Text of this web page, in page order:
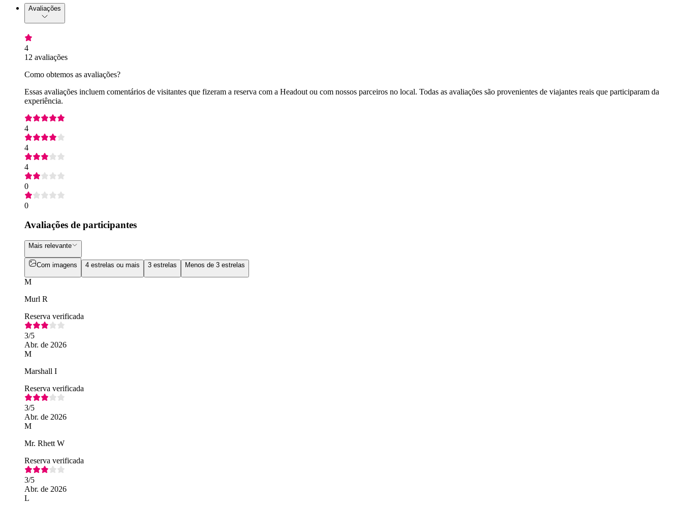
Avaliações
4
12 avaliações
Como obtemos as avaliações?
Essas avaliações incluem comentários de visitantes que fizeram a reserva com a Headout ou com nossos parceiros no local. Todas as avaliações são provenientes de viajantes reais que participaram da
experiência.
4
4
4
0
0
Avaliações de participantes
Mais relevante
Com imagens 4 estrelas ou mais 3 estrelas Menos de 3 estrelas
M
Murl R
Reserva verificada
3/5
Abr. de 2026
M
Marshall I
Reserva verificada
3/5
Abr. de 2026
M
Mr. Rhett W
Reserva verificada
3/5
Abr. de 2026
L